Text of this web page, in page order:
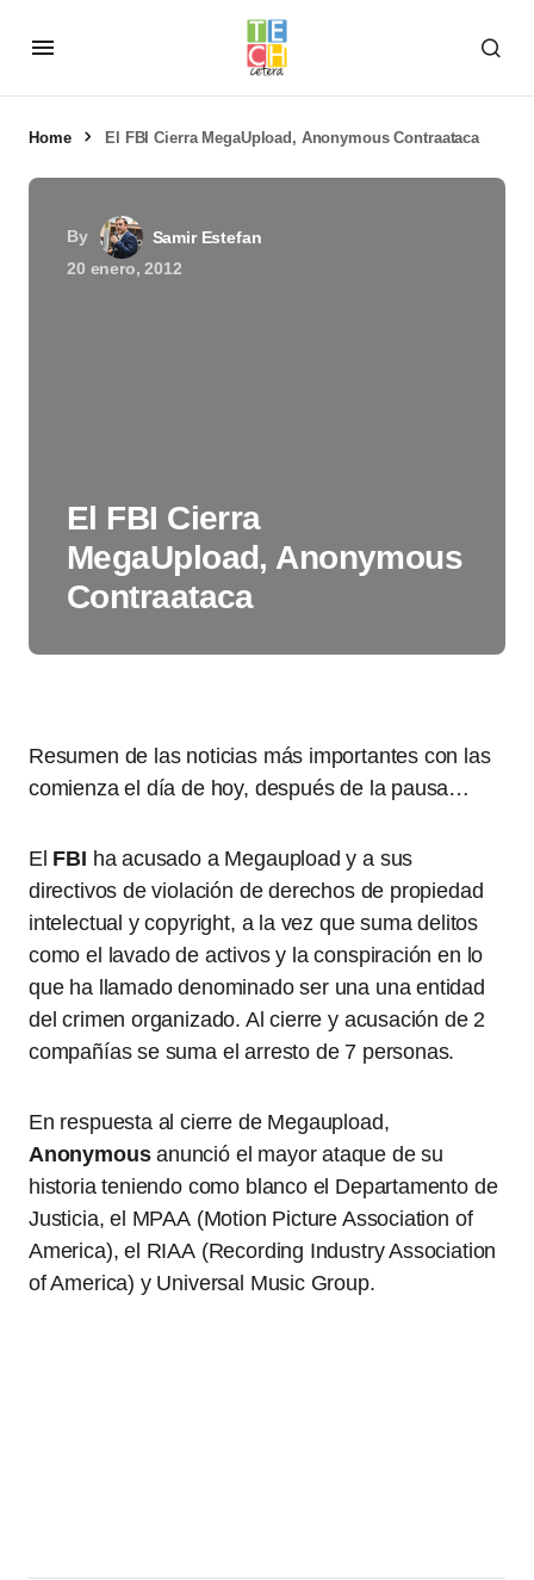
Home El FBI Cierra MegaUpload, Anonymous Contraataca
By
Samir Estefan
20 enero, 2012
El FBI Cierra
MegaUpload, Anonymous
Contraataca
Resumen de las noticias más importantes con las
comienza el día de hoy, después de la pausa…
El FBI ha acusado a Megaupload y a sus
directivos de violación de derechos de propiedad
intelectual y copyright, a la vez que suma delitos
como el lavado de activos y la conspiración en lo
que ha llamado denominado ser una una entidad
del crimen organizado. Al cierre y acusación de 2
compañías se suma el arresto de 7 personas.
En respuesta al cierre de Megaupload,
Anonymousanunció el mayor ataque de su
historia teniendo como blanco el Departamento de
Justicia, el MPAA (Motion Picture Association of
America), el RIAA (Recording Industry Association
of America) y Universal Music Group.